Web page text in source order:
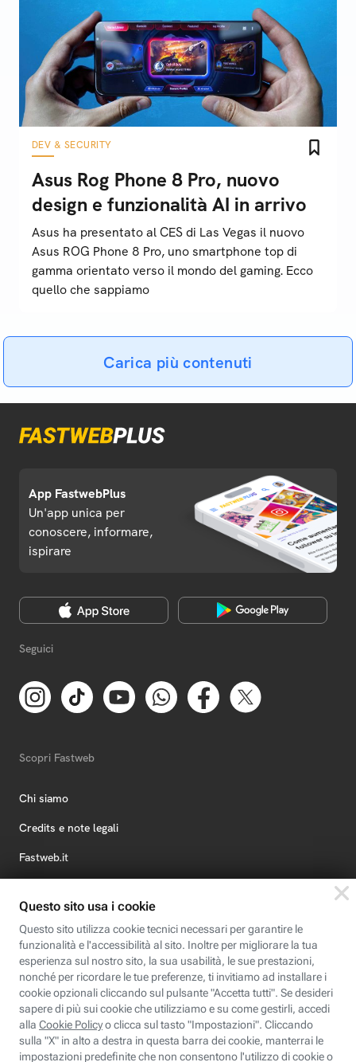
DEV & SECURITY
Asus Rog Phone 8 Pro, nuovo
design e funzionalità AI in arrivo
Asus ha presentato al CES di Las Vegas il nuovo
Asus ROG Phone 8 Pro, uno smartphone top di
gamma orientato verso il mondo del gaming. Ecco
quello che sappiamo
Carica più contenuti
App FastwebPlus
Un'app unica per
conoscere, informare,
ispirare
Seguici
Scopri Fastweb
Chi siamo
Credits e note legali
Fastweb.it
Fastweb Digital Academy
STEP FuturAbility District
Insieme, siamo futuro